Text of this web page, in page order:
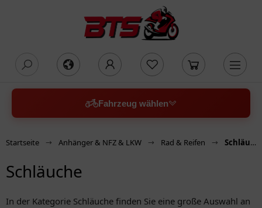
Fahrzeug wählen
Startseite Anhänger & NFZ & LKW Rad & Reifen Schläuche
Schläuche
In der Kategorie Schläuche finden Sie eine große Auswahl an